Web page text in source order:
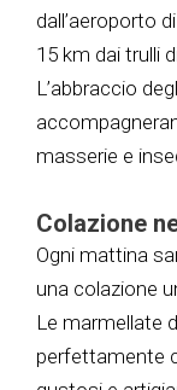
dall’aeroporto
15 km dai trulli
L’abbraccio
masserie e
Colazione
Ogni mattina
una colazione
Le marmellate
perfettamente